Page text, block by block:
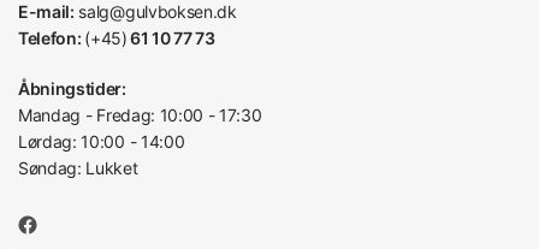
E-mail: salg@gulvboksen.dk
Telefon: (+45)61 10 77 73
Åbningstider:
Mandag - Fredag: 10:00 - 17:30
Lørdag: 10:00 - 14:00
Søndag: Lukket